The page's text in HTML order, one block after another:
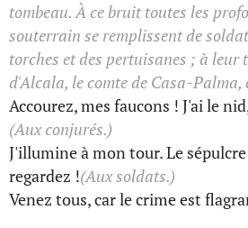
tombeau. À ce bruit toutes les
souterrain se remplissent de
torches et des pertuisanes ; à leur
d'Alcala, le comte de Casa-Palma,
Accourez, mes faucons ! J'ai le
(Aux conjurés.)
J'illumine à mon tour. Le
regardez !(Aux soldats.)
Venez tous, car le crime est